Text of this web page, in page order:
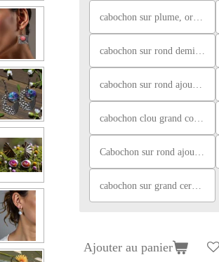
cabochon sur plume, orange et marron
cabochon sur rond demi ciselé, orange, blanc paillettes
cabochon sur rond ajouré, vert et violet
cabochon clou grand coeur, rose paillettes
Cabochon sur rond ajouré, gris et rose
cabochon sur grand cercle, turquoise et feuille or
Ajouter au panier